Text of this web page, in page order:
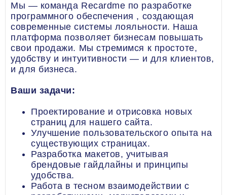
Мы — команда Recardme по разработке
программного обеспечения , создающая
современные системы лояльности. Наша
платформа позволяет бизнесам повышать
свои продажи. Мы стремимся к простоте,
удобству и интуитивности — и для клиентов,
и для бизнеса.
Ваши задачи:
Проектирование и отрисовка новых
страниц для нашего сайта.
Улучшение пользовательского опыта на
существующих страницах.
Разработка макетов, учитывая
брендовые гайдлайны и принципы
удобства.
Работа в тесном взаимодействии с